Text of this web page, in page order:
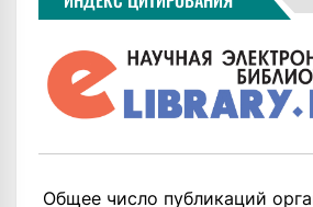
Общее число публикаций